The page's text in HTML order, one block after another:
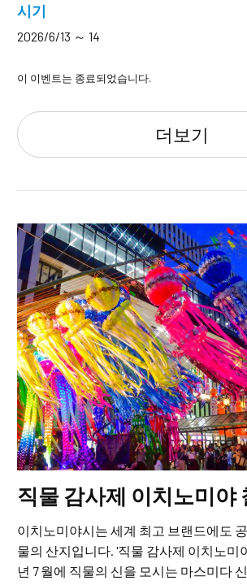
시기
2026/6/13 ～ 14
이 이벤트는 종료되었습니다.
더보기
직물 감사제 이치노미야
이치노미야시는 세계 최고 브랜드에도
물의 산지입니다. '직물 감사제 이치노미
년 7 월에 직물의 신을 모시는 마스미다